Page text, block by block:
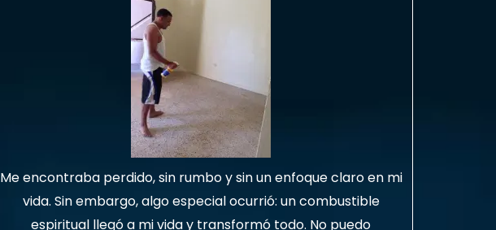
Me encontraba perdido, sin rumbo y sin un enfoque claro en mi
vida. Sin embargo, algo especial ocurrió: un combustible
espiritual llegó a mi vida y transformó todo. No puedo